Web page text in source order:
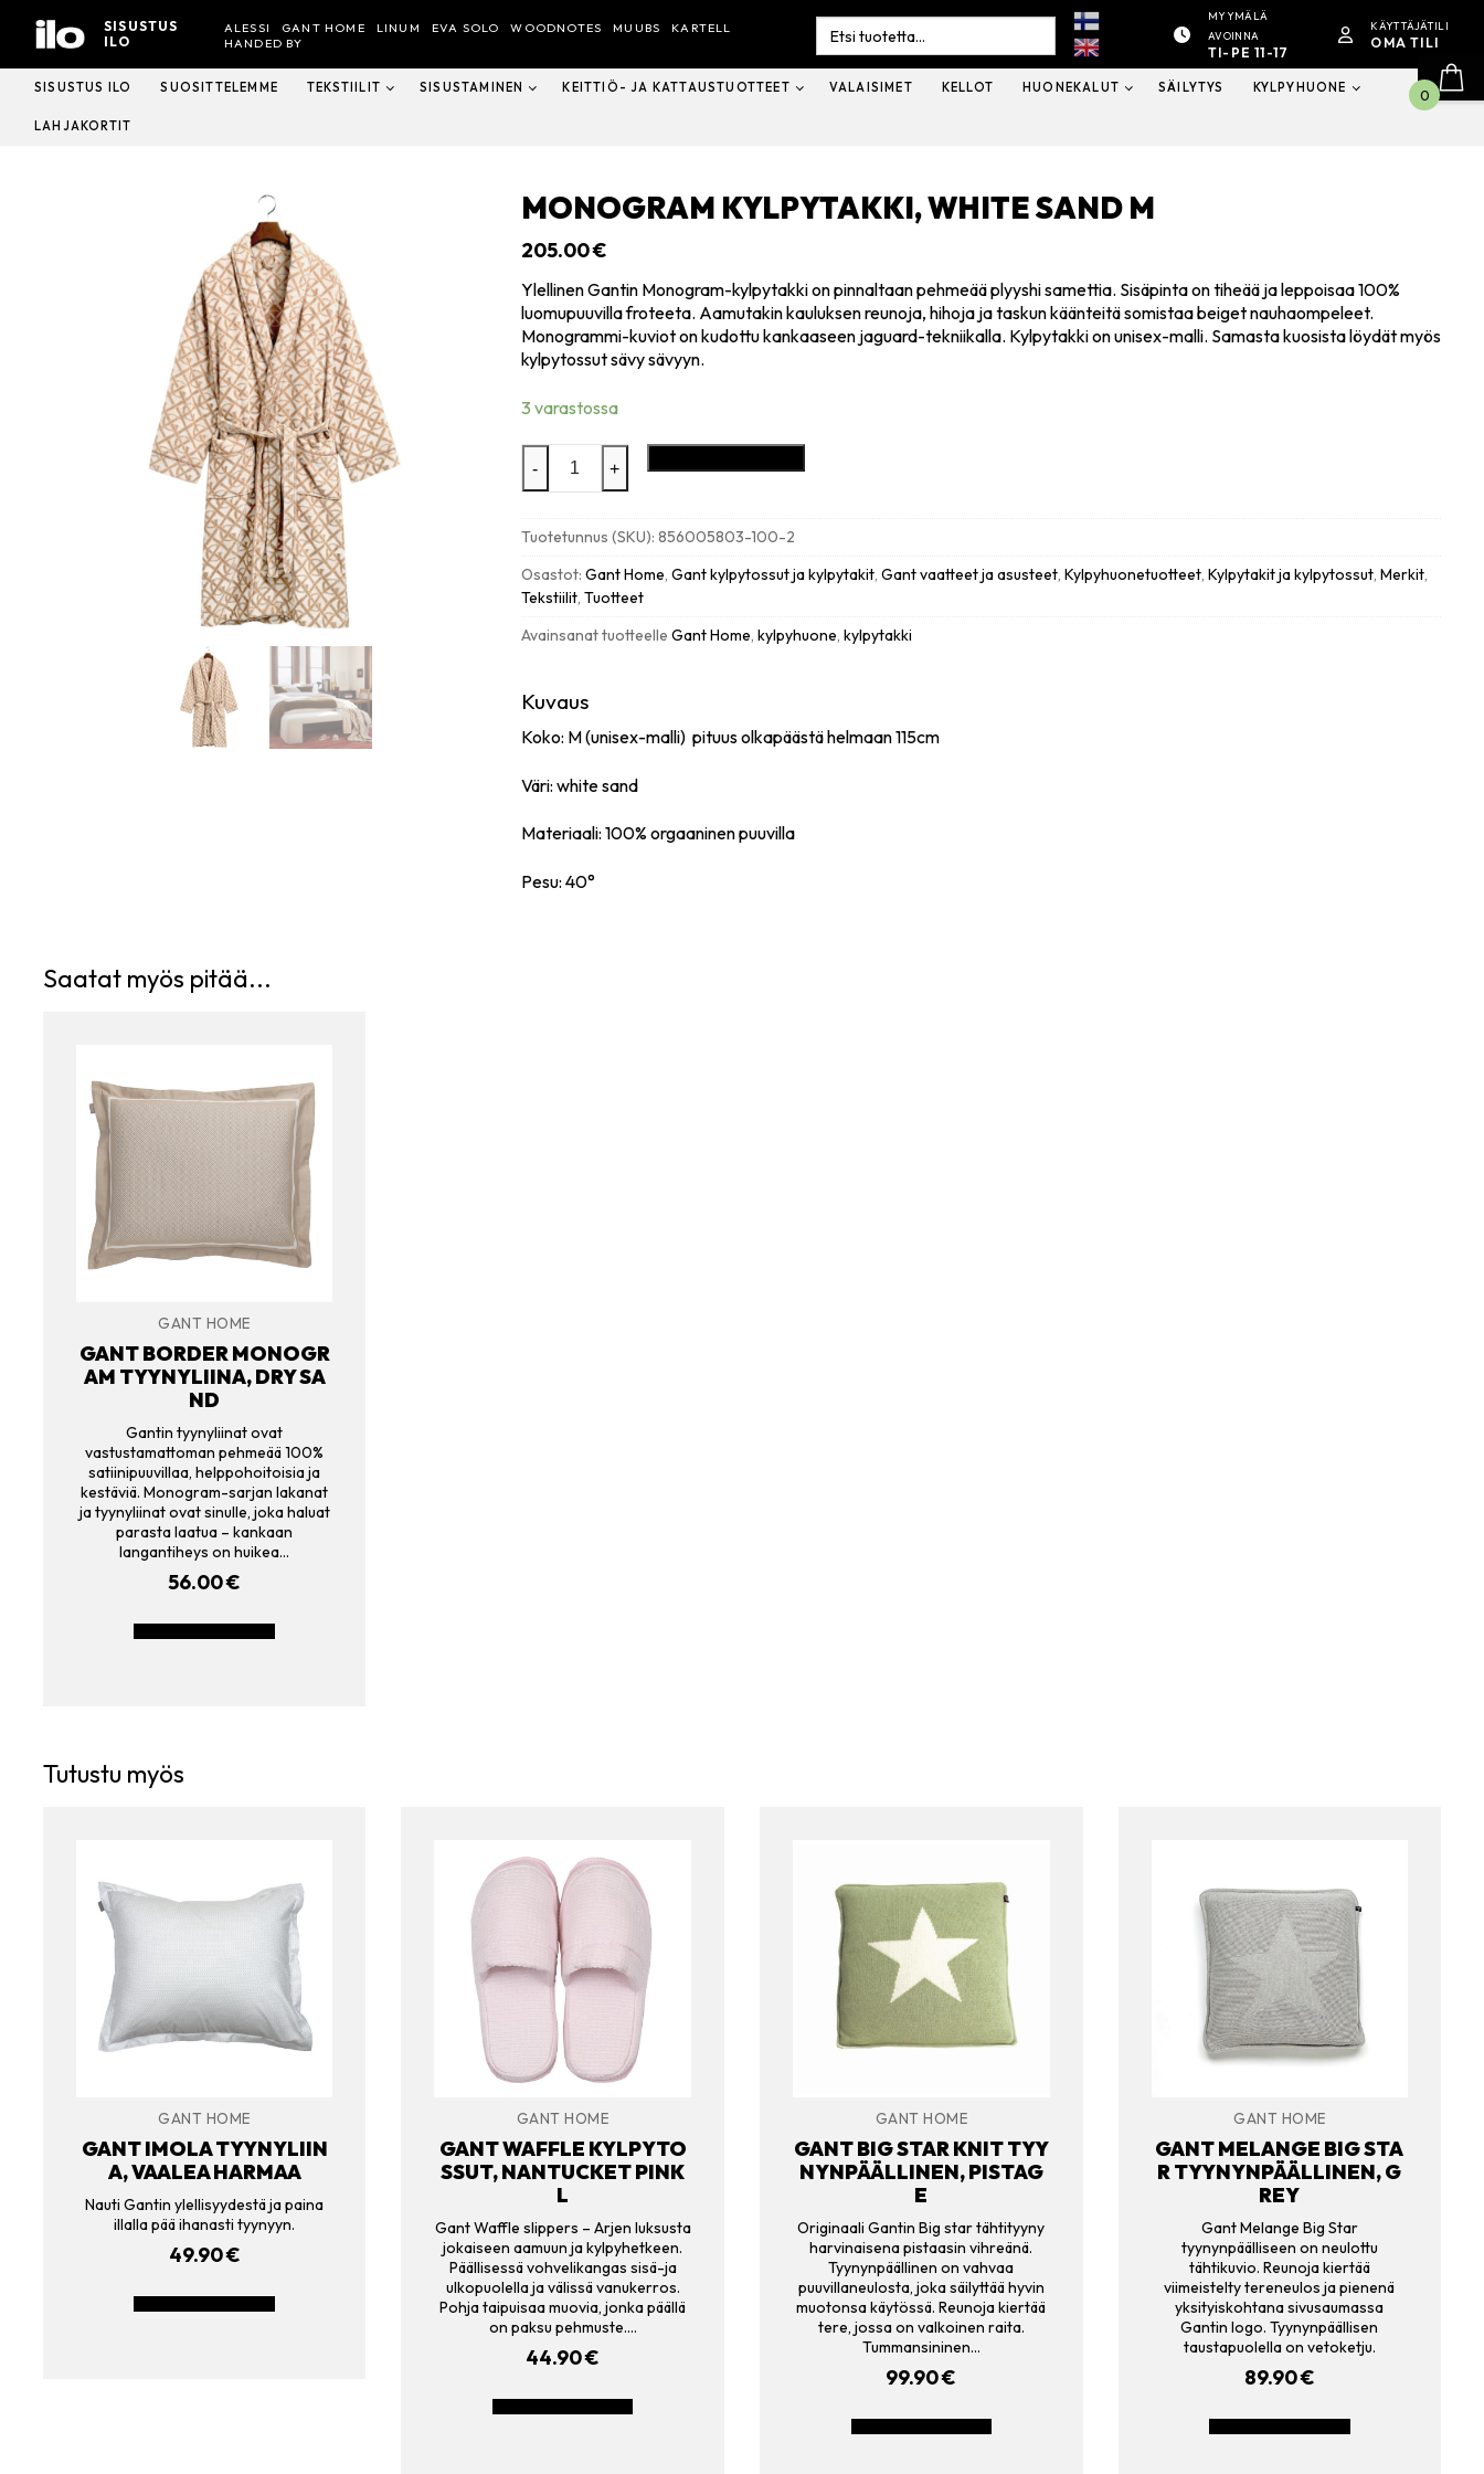
sisältöön
SISUSTUS
ILO
ALESSI GANT HOME LINUM EVA SOLO WOODNOTES MUUBS
KARTELL
HANDED BY
Search
for:
MYYMÄLÄ
AVOINNA
TI-PE 11-17
KÄYTTÄJÄTILI
OMA TILI
SISUSTUS ILO SUOSITTELEMME TEKSTIILIT SISUSTAMINEN KEITTIÖ- JA KATTAUSTUOTTEET VALAISIMET KELLOT HUONEKALUT SÄILYTYS KYLPYHUONE
LAHJAKORTIT
MONOGRAM KYLPYTAKKI, WHITE SAND M
205.00€
Ylellinen Gantin Monogram-kylpytakki on pinnaltaan pehmeää plyyshi samettia. Sisäpinta on tiheää ja leppoisaa 100%
luomupuuvilla froteeta. Aamutakin kauluksen reunoja, hihoja ja taskun käänteitä somistaa beiget nauhaompeleet.
Monogrammi-kuviot on kudottu kankaaseen jaguard-tekniikalla. Kylpytakki on unisex-malli. Samasta kuosista löydät myös
kylpytossut sävy sävyyn.
3 varastossa
Monogram
kylpytakki,
M
määrä
- +
Tuotetunnus (SKU): 856005803-100-2
Osastot: Gant Home, Gant kylpytossut ja kylpytakit, Gant vaatteet ja asusteet, Kylpyhuonetuotteet, Kylpytakit ja kylpytossut, Merkit,
Tekstiilit, Tuotteet
Avainsanat tuotteelle Gant Home, kylpyhuone, kylpytakki
Kuvaus
Koko: M (unisex-malli) pituus olkapäästä helmaan 115cm
Väri: white sand
Materiaali: 100% orgaaninen puuvilla
Pesu: 40°
Saatat myös pitää...
GANT HOME
GANT BORDER MONOGR
AM TYYNYLIINA, DRY SA
ND
Gantin tyynyliinat ovat
vastustamattoman pehmeää 100%
satiinipuuvillaa, helppohoitoisia ja
kestäviä. Monogram-sarjan lakanat
ja tyynyliinat ovat sinulle, joka haluat
parasta laatua – kankaan
langantiheys on huikea…
56.00€
Tutustu myös
GANT HOME
GANT IMOLA TYYNYLIIN
A, VAALEA HARMAA
Nauti Gantin ylellisyydestä ja paina
illalla pää ihanasti tyynyyn.
49.90€
GANT HOME
GANT WAFFLE KYLPYTO
SSUT, NANTUCKET PINK
L
Gant Waffle slippers – Arjen luksusta
jokaiseen aamuun ja kylpyhetkeen.
Päällisessä vohvelikangas sisä-ja
ulkopuolella ja välissä vanukerros.
Pohja taipuisaa muovia, jonka päällä
on paksu pehmuste.…
44.90€
GANT HOME
GANT BIG STAR KNIT TYY
NYNPÄÄLLINEN, PISTAG
E
Originaali Gantin Big star tähtityyny
harvinaisena pistaasin vihreänä.
Tyynynpäällinen on vahvaa
puuvillaneulosta, joka säilyttää hyvin
muotonsa käytössä. Reunoja kiertää
tere, jossa on valkoinen raita.
Tummansininen…
99.90€
GANT HOME
GANT MELANGE BIG STA
R TYYNYNPÄÄLLINEN, G
REY
Gant Melange Big Star
tyynynpäälliseen on neulottu
tähtikuvio. Reunoja kiertää
viimeistelty tereneulos ja pienenä
yksityiskohtana sivusaumassa
Gantin logo. Tyynynpäällisen
taustapuolella on vetoketju.
89.90€
0